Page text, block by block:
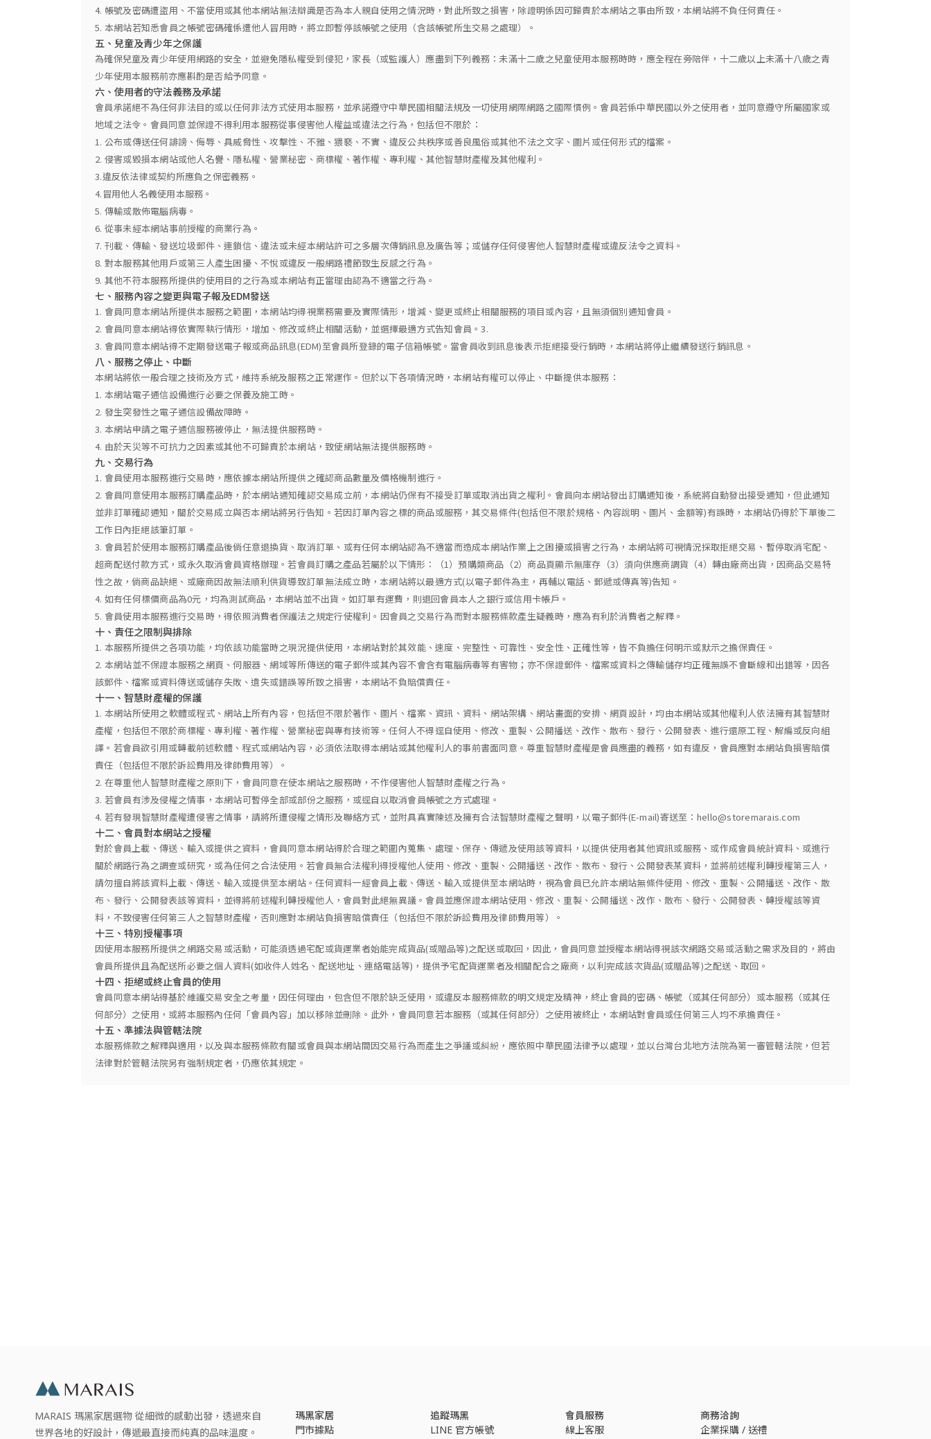
4. 帳號及密碼遭盜用、不當使用或其他本網站無法辯識是否為本人親自使用之情況時，對此所致之損害，除證明係因可歸責於本網站之事由所致，本網站將不負任何責任。
5. 本網站若知悉會員之帳號密碼確係遭他人冒用時，將立即暫停該帳號之使用（含該帳號所生交易之處理）。
五、兒童及青少年之保護
為確保兒童及青少年使用網路的安全，並避免隱私權受到侵犯，家長（或監護人）應盡到下列義務：未滿十二歲之兒童使用本服務時時，應全程在旁陪伴，十二歲以上未滿十八歲之青
少年使用本服務前亦應斟酌是否給予同意。
六、使用者的守法義務及承諾
會員承諾絕不為任何非法目的或以任何非法方式使用本服務，並承諾遵守中華民國相關法規及一切使用網際網路之國際慣例。會員若係中華民國以外之使用者，並同意遵守所屬國家或
地域之法令。會員同意並保證不得利用本服務從事侵害他人權益或違法之行為，包括但不限於：
1. 公布或傳送任何誹謗、侮辱、具威脅性、攻擊性、不雅、猥褻、不實、違反公共秩序或善良風俗或其他不法之文字、圖片或任何形式的檔案。
2. 侵害或毀損本網站或他人名譽、隱私權、營業秘密、商標權、著作權、專利權、其他智慧財產權及其他權利。
3.違反依法律或契約所應負之保密義務。
4.冒用他人名義使用本服務。
5. 傳輸或散佈電腦病毒。
6. 從事未經本網站事前授權的商業行為。
7. 刊載、傳輸、發送垃圾郵件、連鎖信、違法或未經本網站許可之多層次傳銷訊息及廣告等；或儲存任何侵害他人智慧財產權或違反法令之資料。
8. 對本服務其他用戶或第三人產生困擾、不悅或違反一般網路禮節致生反感之行為。
9. 其他不符本服務所提供的使用目的之行為或本網站有正當理由認為不適當之行為。
七、服務內容之變更與電子報及EDM發送
1. 會員同意本網站所提供本服務之範圍，本網站均得視業務需要及實際情形，增減、變更或終止相關服務的項目或內容，且無須個別通知會員。
2. 會員同意本網站得依實際執行情形，增加、修改或終止相關活動，並選擇最適方式告知會員。3.
3. 會員同意本網站得不定期發送電子報或商品訊息(EDM)至會員所登錄的電子信箱帳號。當會員收到訊息後表示拒絕接受行銷時，本網站將停止繼續發送行銷訊息。
八、服務之停止、中斷
本網站將依一般合理之技術及方式，維持系統及服務之正常運作。但於以下各項情況時，本網站有權可以停止、中斷提供本服務：
1. 本網站電子通信設備進行必要之保養及施工時。
2. 發生突發性之電子通信設備故障時。
3. 本網站申請之電子通信服務被停止，無法提供服務時。
4. 由於天災等不可抗力之因素或其他不可歸責於本網站，致使網站無法提供服務時。
九、交易行為
1. 會員使用本服務進行交易時，應依據本網站所提供之確認商品數量及價格機制進行。
2. 會員同意使用本服務訂購產品時，於本網站通知確認交易成立前，本網站仍保有不接受訂單或取消出貨之權利。會員向本網站發出訂購通知後，系統將自動發出接受通知，但此通知
並非訂單確認通知，關於交易成立與否本網站將另行告知。若因訂單內容之標的商品或服務，其交易條件(包括但不限於規格、內容說明、圖片、金額等)有誤時，本網站仍得於下單後二
工作日內拒絕該筆訂單。
3. 會員若於使用本服務訂購產品後倘任意退換貨、取消訂單、或有任何本網站認為不適當而造成本網站作業上之困擾或損害之行為，本網站將可視情況採取拒絕交易、暫停取消宅配、
超商配送付款方式，或永久取消會員資格辦理。若會員訂購之產品若屬於以下情形：（1）預購類商品（2）商品頁顯示無庫存（3）須向供應商調貨（4）轉由廠商出貨，因商品交易特
性之故，倘商品缺絕、或廠商因故無法順利供貨導致訂單無法成立時，本網站將以最適方式(以電子郵件為主，再輔以電話、郵遞或傳真等)告知。
4. 如有任何標價商品為0元，均為測試商品，本網站並不出貨。如訂單有運費，則退回會員本人之銀行或信用卡帳戶。
5. 會員使用本服務進行交易時，得依照消費者保護法之規定行使權利。因會員之交易行為而對本服務條款產生疑義時，應為有利於消費者之解釋。
十、責任之限制與排除
1. 本服務所提供之各項功能，均依該功能當時之現況提供使用，本網站對於其效能、速度、完整性、可靠性、安全性、正確性等，皆不負擔任何明示或默示之擔保責任。
2. 本網站並不保證本服務之網頁、伺服器、網域等所傳送的電子郵件或其內容不會含有電腦病毒等有害物；亦不保證郵件、檔案或資料之傳輸儲存均正確無誤不會斷線和出錯等，因各
該郵件、檔案或資料傳送或儲存失敗、遺失或錯誤等所致之損害，本網站不負賠償責任。
十一、智慧財產權的保護
1. 本網站所使用之軟體或程式、網站上所有內容，包括但不限於著作、圖片、檔案、資訊、資料、網站架構、網站畫面的安排、網頁設計，均由本網站或其他權利人依法擁有其智慧財
產權，包括但不限於商標權、專利權、著作權、營業秘密與專有技術等。任何人不得逕自使用、修改、重製、公開播送、改作、散布、發行、公開發表、進行還原工程、解編或反向組
譯。若會員欲引用或轉載前述軟體、程式或網站內容，必須依法取得本網站或其他權利人的事前書面同意。尊重智慧財產權是會員應盡的義務，如有違反，會員應對本網站負損害賠償
責任（包括但不限於訴訟費用及律師費用等）。
2. 在尊重他人智慧財產權之原則下，會員同意在使本網站之服務時，不作侵害他人智慧財產權之行為。
3. 若會員有涉及侵權之情事，本網站可暫停全部或部份之服務，或逕自以取消會員帳號之方式處理。
4. 若有發現智慧財產權遭侵害之情事，請將所遭侵權之情形及聯絡方式，並附具真實陳述及擁有合法智慧財產權之聲明，以電子郵件(E-mail)寄送至：hello@storemarais.com
十二、會員對本網站之授權
對於會員上載、傳送、輸入或提供之資料，會員同意本網站得於合理之範圍內蒐集、處理、保存、傳遞及使用該等資料，以提供使用者其他資訊或服務、或作成會員統計資料、或進行
關於網路行為之調查或研究，或為任何之合法使用。若會員無合法權利得授權他人使用、修改、重製、公開播送、改作、散布、發行、公開發表某資料，並將前述權利轉授權第三人，
請勿擅自將該資料上載、傳送、輸入或提供至本網站。任何資料一經會員上載、傳送、輸入或提供至本網站時，視為會員已允許本網站無條件使用、修改、重製、公開播送、改作、散
布、發行、公開發表該等資料，並得將前述權利轉授權他人，會員對此絕無異議。會員並應保證本網站使用、修改、重製、公開播送、改作、散布、發行、公開發表、轉授權該等資
料，不致侵害任何第三人之智慧財產權，否則應對本網站負損害賠償責任（包括但不限於訴訟費用及律師費用等）。
十三、特別授權事項
因使用本服務所提供之網路交易或活動，可能須透過宅配或貨運業者始能完成貨品(或贈品等)之配送或取回，因此，會員同意並授權本網站得視該次網路交易或活動之需求及目的，將由
會員所提供且為配送所必要之個人資料(如收件人姓名、配送地址、連絡電話等)，提供予宅配貨運業者及相關配合之廠商，以利完成該次貨品(或贈品等)之配送、取回。
十四、拒絕或終止會員的使用
會員同意本網站得基於維護交易安全之考量，因任何理由，包含但不限於缺乏使用，或違反本服務條款的明文規定及精神，終止會員的密碼、帳號（或其任何部分）或本服務（或其任
何部分）之使用，或將本服務內任何「會員內容」加以移除並刪除。此外，會員同意若本服務（或其任何部分）之使用被終止，本網站對會員或任何第三人均不承擔責任。
十五、準據法與管轄法院
本服務條款之解釋與適用，以及與本服務條款有關或會員與本網站間因交易行為而產生之爭議或糾紛，應依照中華民國法律予以處理，並以台灣台北地方法院為第一審管轄法院，但若
法律對於管轄法院另有強制規定者，仍應依其規定。
MARAIS 瑪黑家居選物 從細微的感動出發，透過來自
世界各地的好設計，傳遞最直接而純真的品味溫度。
瑪黑家居
門市據點
追蹤瑪黑
LINE 官方帳號
會員服務
線上客服
商務洽詢
企業採購 / 送禮
處理